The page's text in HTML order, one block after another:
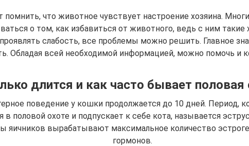
помнить, что животное чувствует настроение хозяина.
о том, как избавиться от животного, ведь с ним такие
слабость, все проблемы можно решить. Главное
Обладая всей необходимой информацией, можно помочь и
длится и как часто бывает половая
поведение у кошки продолжается до 10 дней. Период,
в половой охоте и подпускает к себе кота, называется
яичников вырабатывают максимальное количество
гормонов.